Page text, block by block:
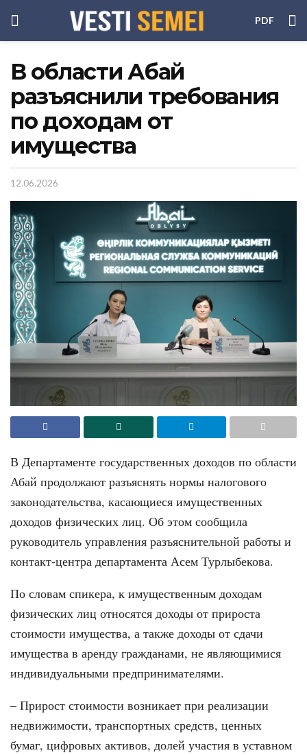
PDF
В области Абай
разъяснили требования
по доходам от
имущества
12.06.2026
В Департаменте государственных доходов по области
Абай продолжают разъяснять нормы налогового
законодательства, касающиеся имущественных
доходов физических лиц. Об этом сообщила
руководитель управления разъяснительной работы и
контакт-центра департамента Асем Турлыбекова.
По словам спикера, к имущественным доходам
физических лиц относятся доходы от прироста
стоимости имущества, а также доходы от сдачи
имущества в аренду гражданами, не являющимися
индивидуальными предпринимателями.
– Прирост стоимости возникает при реализации
недвижимости, транспортных средств, ценных
бумаг, цифровых активов, долей участия в уставном